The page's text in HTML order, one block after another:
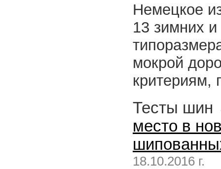
Немецкое
13 зимних
мокрой
критериям,
Тесты
место в
18.10.2016 г.